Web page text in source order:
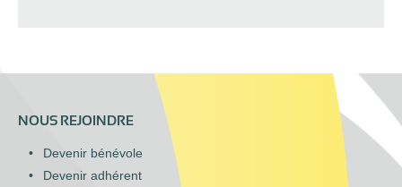
NOUS REJOINDRE
Devenir bénévole
Devenir adhérent